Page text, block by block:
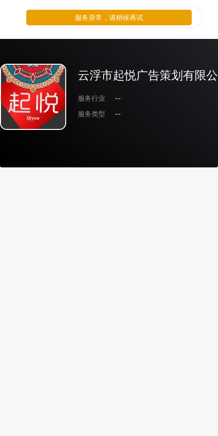
云浮市起悦广告策划有限
服务行业
--
服务类型
--
服务异常，请稍候再试